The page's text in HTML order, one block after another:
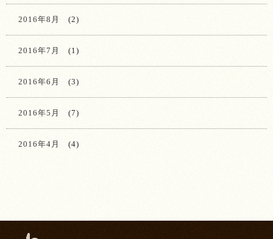
2016年8月 (2)
2016年7月 (1)
2016年6月 (3)
2016年5月 (7)
2016年4月 (4)